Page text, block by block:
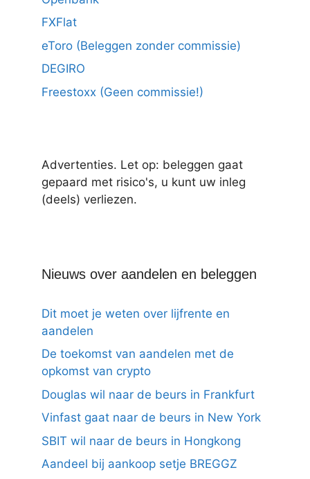
FXFlat
eToro (Beleggen zonder commissie)
DEGIRO
Freestoxx (Geen commissie!)
Advertenties. Let op: beleggen gaat
gepaard met risico's, u kunt uw inleg
(deels) verliezen.
Nieuws over aandelen en beleggen
Dit moet je weten over lijfrente en
aandelen
De toekomst van aandelen met de
opkomst van crypto
Douglas wil naar de beurs in Frankfurt
Vinfast gaat naar de beurs in New York
SBIT wil naar de beurs in Hongkong
Aandeel bij aankoop setje BREGGZ